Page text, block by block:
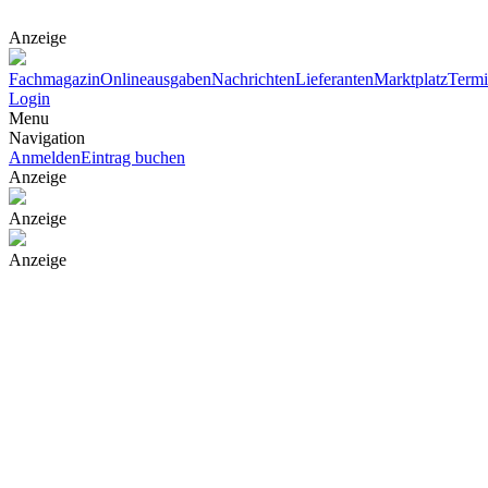
Anzeige
FachmagazinOnlineausgabenNachrichtenLieferantenMarktplatz
Login
Menu
Navigation
AnmeldenEintrag buchen
Anzeige
Anzeige
Anzeige